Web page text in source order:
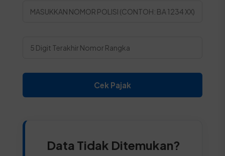
Cek Pajak
Data Tidak Ditemukan?